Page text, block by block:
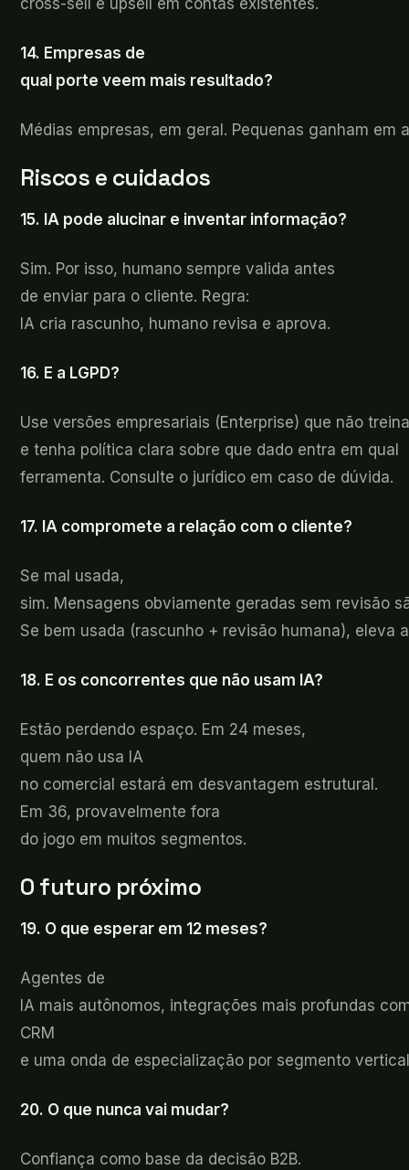
cross-sell e upsell em contas existentes.
14. Empresas de
qual porte veem mais resultado?
Médias empresas, em geral. Pequenas ganham
Riscos e cuidados
15. IA pode alucinar e inventar informação?
Sim. Por isso, humano sempre valida antes
de enviar para o cliente. Regra:
IA cria rascunho, humano revisa e aprova.
16. E a LGPD?
Useversões empresariais (Enterprise) que não
e tenha política clara sobre que dado entra em qual
ferramenta. Consulte o jurídico em caso de dúvida.
17. IA compromete a relação com o cliente?
Se mal usada,
sim. Mensagens obviamente geradas sem revisão
Se bem usada (rascunho + revisão humana), eleva
18. E os concorrentes que não usam IA?
Estão perdendo espaço. Em 24 meses,
quem não usa IA
no comercial estará em desvantagem estrutural.
Em 36, provavelmente fora
do jogo em muitos segmentos.
O futuro próximo
19. O que esperar em 12 meses?
Agentes de
IA mais autônomos, integrações mais profundas
CRM
e uma onda de especialização por segmento
20. O que nunca vai mudar?
Confiança como base da decisão B2B.